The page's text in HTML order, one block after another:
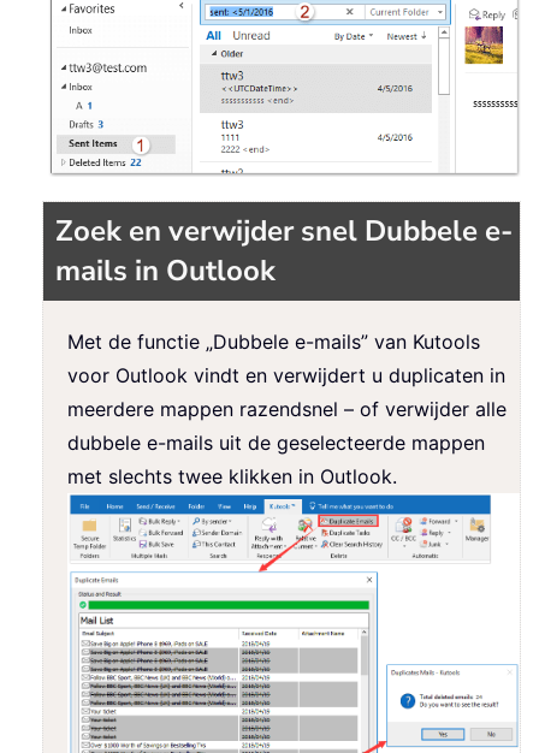
Zoek en verwijder snel Dubbele e-
mails in Outlook
Met de functie „Dubbele e-mails” van Kutools
voor Outlook vindt en verwijdert u duplicaten in
meerdere mappen razendsnel – of verwijder alle
dubbele e-mails uit de geselecteerde mappen
met slechts twee klikken in Outlook.